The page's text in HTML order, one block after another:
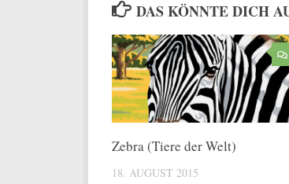
DAS KÖNNTE DICH
Zebra (Tiere der Welt)
18. AUGUST 2015